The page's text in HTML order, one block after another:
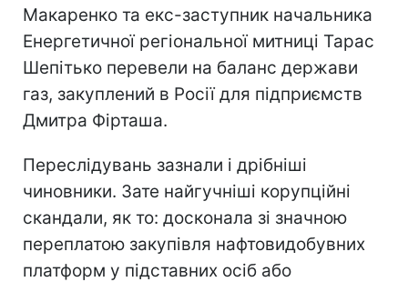
Макаренко та екс-заступник начальника
Енергетичної регіональної митниці Тарас
Шепітько перевели на баланс держави
газ, закуплений в Росії для підприємств
Дмитра Фірташа.
Переслідувань зазнали і дрібніші
чиновники. Зате найгучніші корупційні
скандали, як то: досконала зі значною
переплатою закупівля нафтовидобувних
платформ у підставних осіб або